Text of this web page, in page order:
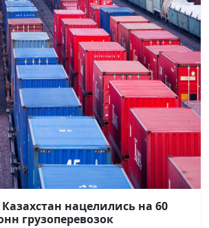
нацелились на 60
грузоперевозок